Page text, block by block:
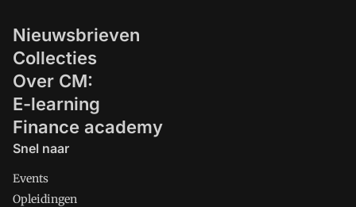
Nieuwsbrieven
Collecties
Over CM:
E-learning
Finance academy
Snel naar
Events
Opleidingen